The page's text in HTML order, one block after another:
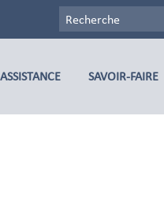
SAVOIR-FAIRE